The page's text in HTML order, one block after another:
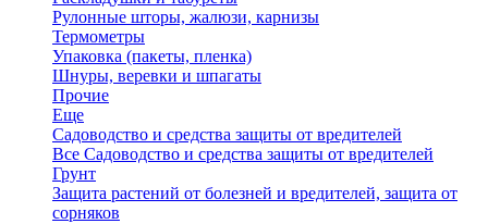
Рулонные шторы, жалюзи, карнизы
Термометры
Упаковка (пакеты, пленка)
Шнуры, веревки и шпагаты
Прочие
Еще
Садоводство и средства защиты от вредителей
Все Садоводство и средства защиты от вредителей
Грунт
Защита растений от болезней и вредителей, защита от
сорняков